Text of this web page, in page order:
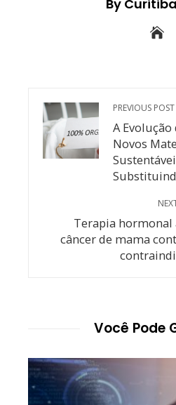
By
PREVIOUS POST
A Evolução
Novos
Terapia hormonal
câncer de mama
Você Pode